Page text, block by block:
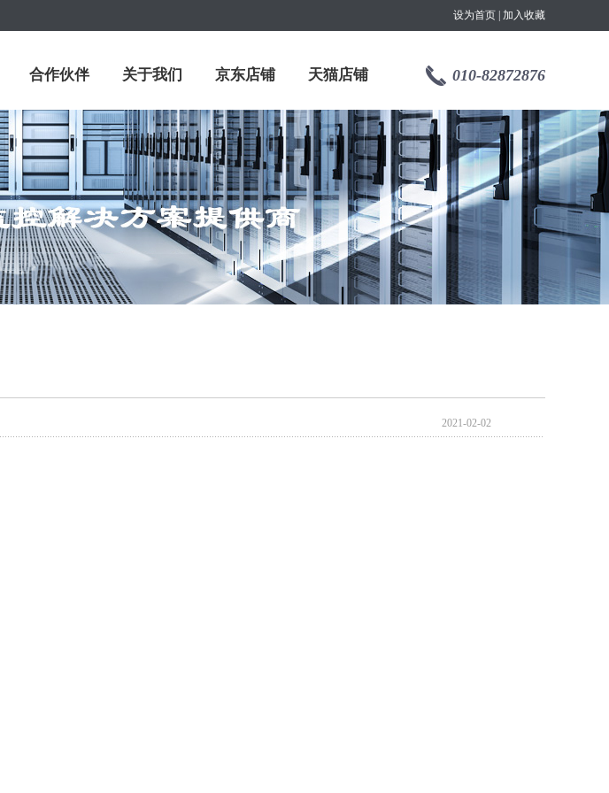
设为首页 加入收藏
合作伙伴 关于我们 京东店铺 天猫店铺 010-82872876
2021-02-02